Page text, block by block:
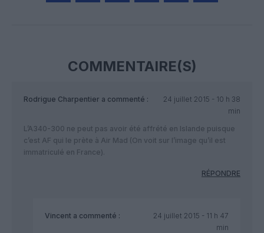
COMMENTAIRE(S)
Rodrigue Charpentier a commenté :
24 juillet 2015 - 10 h 38
min
L’A340-300 ne peut pas avoir été affrété en Islande puisque
c’est AF qui le prète à Air Mad (On voit sur l’image qu’il est
immatriculé en France).
RÉPONDRE
Vincent a commenté :
24 juillet 2015 - 11 h 47
min